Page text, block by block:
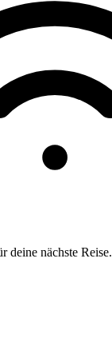
deine nächste Reise.